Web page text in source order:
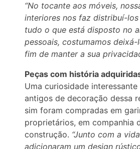
“No tocante aos móveis,
interiores nos faz distribuí-
tudo o que está disposto no
pessoais, costumamos
fim de manter a sua
Peças com história
Uma curiosidade
antigos de decoração dessa
sim foram compradas em
proprietários, em companhia
construção. “Junto com a
adicionaram um design